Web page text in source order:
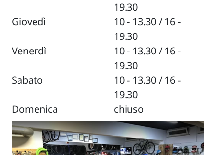
19.30
Giovedì
10 - 13.30 / 16 -
19.30
Venerdì
10 - 13.30 / 16 -
19.30
Sabato
10 - 13.30 / 16 -
19.30
Domenica
chiuso